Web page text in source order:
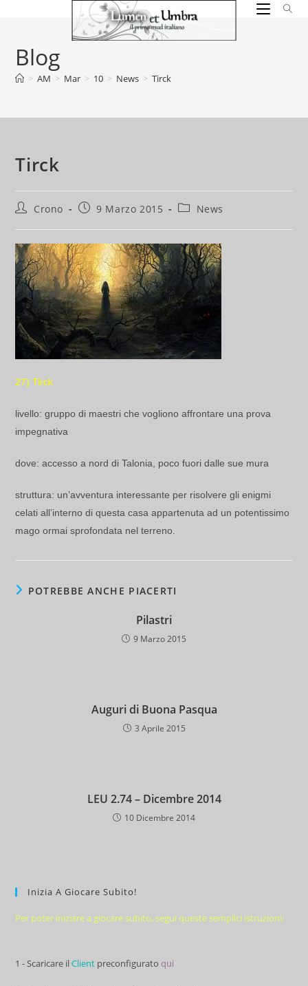
Blog
> AM > Mar > 10 > News > Tirck
Tirck
AutoreCrono
Articolo9 Marzo 2015
Categoria
News
27) Tirck
livello: gruppo di maestri che vogliono affrontare una prova
impegnativa
dove: accesso a nord di Talonia, poco fuori dalle sue mura
struttura: un’avventura interessante per risolvere gli enigmi
celati all’interno di questa casa appartenuta ad un potentissimo
mago ormai sprofondata nel terreno.
POTREBBE ANCHE PIACERTI
Pilastri
9 Marzo 2015
Auguri di Buona Pasqua
3 Aprile 2015
LEU 2.74 – Dicembre 2014
10 Dicembre 2014
Inizia A Giocare Subito!
Per poter iniziare a giocare subito, segui queste semplici istruzioni:
1 - Scaricare ilClient preconfigurato qui